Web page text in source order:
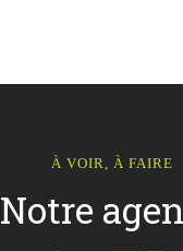
À VOIR, À FAIRE
Notre